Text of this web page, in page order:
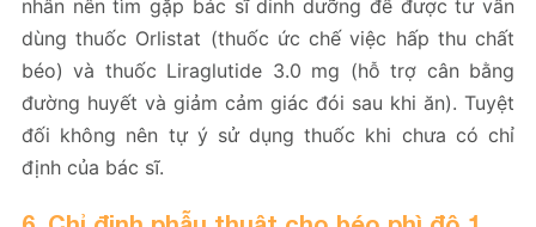
nhân nên tìm gặp bác sĩ dinh dưỡng để được tư vấn
dùng thuốc Orlistat (thuốc ức chế việc hấp thu chất
béo) và thuốc Liraglutide 3.0 mg (hỗ trợ cân bằng
đường huyết và giảm cảm giác đói sau khi ăn). Tuyệt
đối không nên tự ý sử dụng thuốc khi chưa có chỉ
định của bác sĩ.